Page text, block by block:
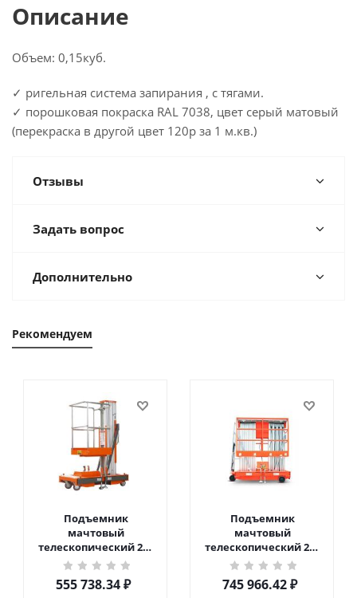
Описание
Объем: 0,15куб.
✓ ригельная система запирания , с тягами.
✓ порошковая покраска RAL 7038, цвет серый матовый
(перекраска в другой цвет 120р за 1 м.кв.)
Отзывы
Задать вопрос
Дополнительно
Рекомендуем
Подъемник
мачтовый
телескопический 200
кг 6 м TOR GTWY6-200S
DC 2-мачтовый
(автономный) (G) в
555 738.34₽
Подъемник
мачтовый
телескопический 200
кг 10 м TOR GTWY10-
200S DC 2-мачтовый
(автономный) (N) в
745 966.42₽